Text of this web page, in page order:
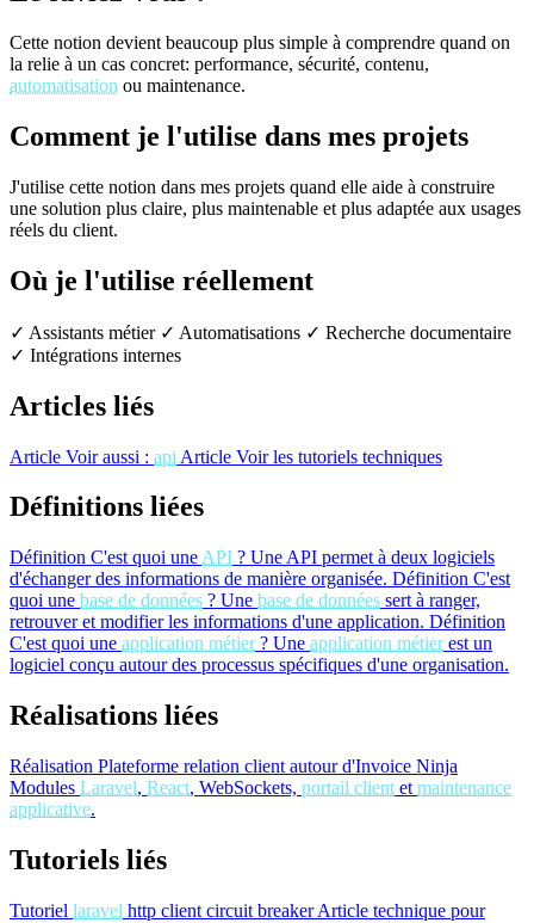
Cette notion devient beaucoup plus simple à comprendre quand on
la relie à un cas concret: performance, sécurité, contenu,
automatisation ou maintenance.
Comment je l'utilise dans mes projets
J'utilise cette notion dans mes projets quand elle aide à construire
une solution plus claire, plus maintenable et plus adaptée aux usages
réels du client.
Où je l'utilise réellement
✓ Assistants métier ✓ Automatisations ✓ Recherche documentaire
✓ Intégrations internes
Articles liés
Article Voir aussi : api Article Voir les tutoriels techniques
Définitions liées
Définition C'est quoi une API ? Une API permet à deux logiciels
d'échanger des informations de manière organisée. Définition C'est
quoi une base de données ? Une base de données sert à ranger,
retrouver et modifier les informations d'une application. Définition
C'est quoi une application métier? Une application métierest un
logiciel conçu autour des processus spécifiques d'une organisation.
Réalisations liées
Réalisation Plateforme relation client autour d'Invoice Ninja
Modules Laravel, React, WebSockets, portail client et maintenance
applicative.
Tutoriels liés
Tutoriel laravel http client circuit breaker Article technique pour